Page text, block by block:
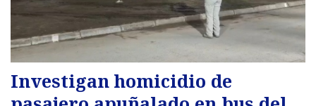
Investigan homicidio de